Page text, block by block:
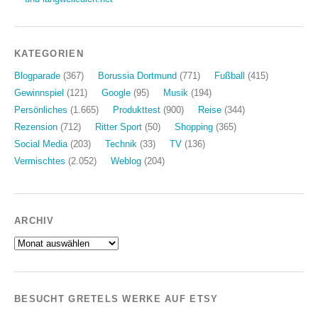
KATEGORIEN
Blogparade (367) Borussia Dortmund (771) Fußball
(415)
Gewinnspiel (121) Google (95) Musik (194)
Persönliches (1.665) Produkttest (900) Reise (344)
Rezension (712) Ritter Sport (50) Shopping (365)
Social Media (203) Technik (33) TV (136)
Vermischtes (2.052) Weblog (204)
ARCHIV
Archiv
BESUCHT GRETELS WERKE AUF ETSY